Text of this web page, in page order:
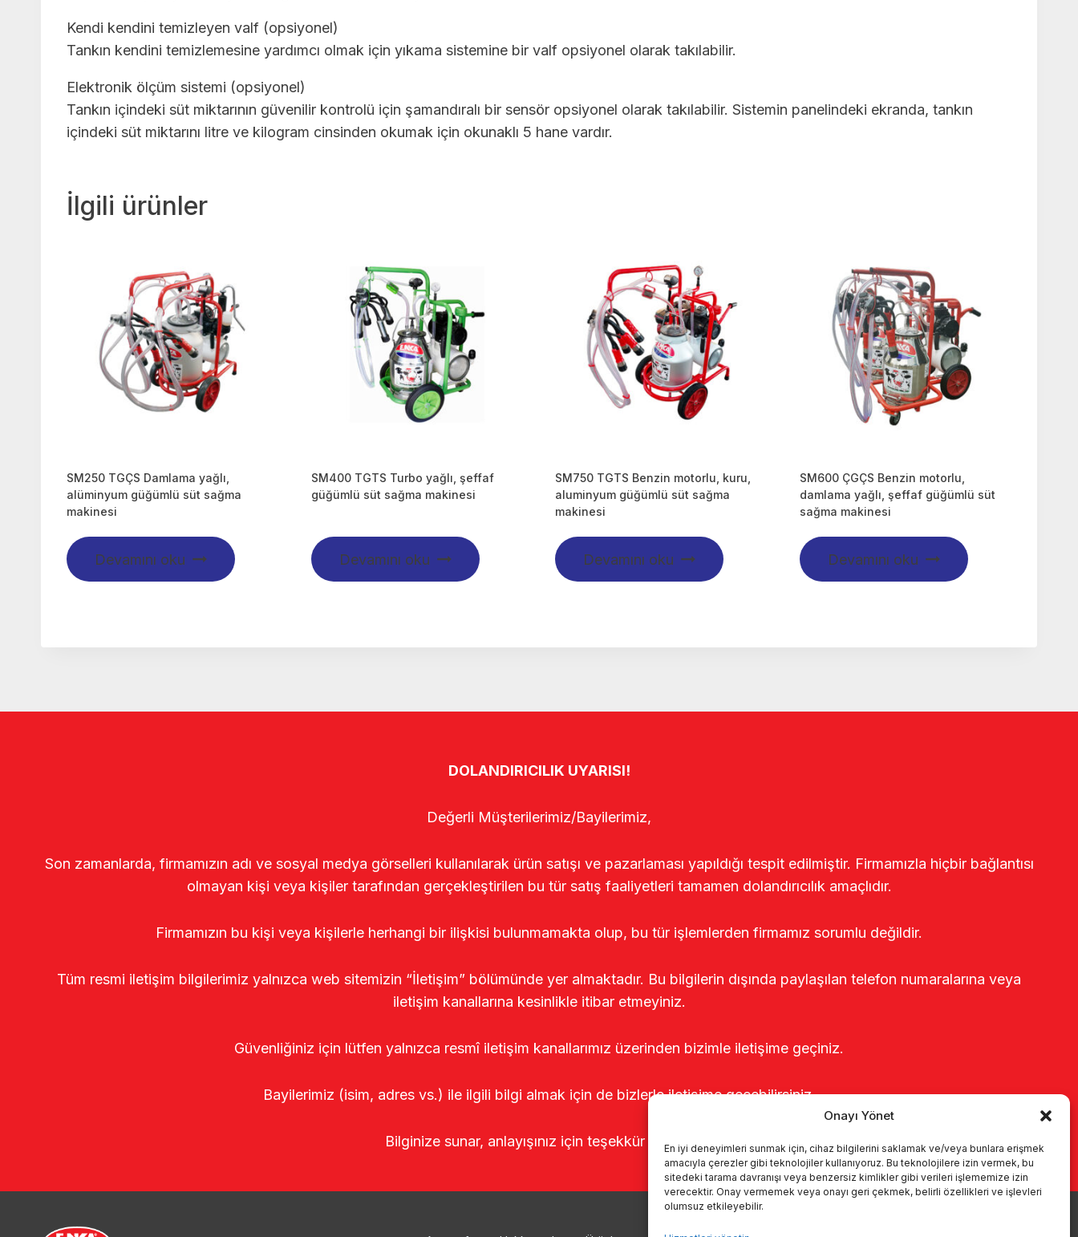
Onayı Yönet
En iyi deneyimleri sunmak için, cihaz bilgilerini saklamak ve/veya bunlara erişmek
amacıyla çerezler gibi teknolojiler kullanıyoruz. Bu teknolojilere izin vermek, bu
sitedeki tarama davranışı veya benzersiz kimlikler gibi verileri işlememize izin
verecektir. Onay vermemek veya onayı geri çekmek, belirli özellikleri ve işlevleri
olumsuz etkileyebilir.
Kendi kendini temizleyen valf (opsiyonel)
Tankın kendini temizlemesine yardımcı olmak için yıkama sistemine bir valf opsiyonel olarak takılabilir.
Elektronik ölçüm sistemi (opsiyonel)
Tankın içindeki süt miktarının güvenilir kontrolü için şamandıralı bir sensör opsiyonel olarak takılabilir. Sistemin panelindeki ekranda, tankın
içindeki süt miktarını litre ve kilogram cinsinden okumak için okunaklı 5 hane vardır.
İlgili ürünler
SM250 TGÇS Damlama yağlı,
alüminyum güğümlü süt sağma
makinesi
Devamını oku
SM400 TGTS Turbo yağlı, şeffaf
güğümlü süt sağma makinesi
Devamını oku
SM750 TGTS Benzin motorlu, kuru,
aluminyum güğümlü süt sağma
makinesi
Devamını oku
SM600 ÇGÇS Benzin motorlu,
damlama yağlı, şeffaf güğümlü süt
sağma makinesi
Devamını oku
DOLANDIRICILIK UYARISI!
Değerli Müşterilerimiz/Bayilerimiz,
Son zamanlarda, firmamızın adı ve sosyal medya görselleri kullanılarak ürün satışı ve pazarlaması yapıldığı tespit edilmiştir. Firmamızla hiçbir bağlantısı
olmayan kişi veya kişiler tarafından gerçekleştirilen bu tür satış faaliyetleri tamamen dolandırıcılık amaçlıdır.
Firmamızın bu kişi veya kişilerle herhangi bir ilişkisi bulunmamakta olup, bu tür işlemlerden firmamız sorumlu değildir.
Tüm resmi iletişim bilgilerimiz yalnızca web sitemizin “İletişim” bölümünde yer almaktadır. Bu bilgilerin dışında paylaşılan telefon numaralarına veya
iletişim kanallarına kesinlikle itibar etmeyiniz.
Güvenliğiniz için lütfen yalnızca resmî iletişim kanallarımız üzerinden bizimle iletişime geçiniz.
Bayilerimiz (isim, adres vs.) ile ilgili bilgi almak için de bizlerle iletişime geçebilirsiniz.
Bilginize sunar, anlayışınız için teşekkür ederiz.